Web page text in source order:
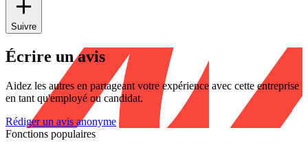
Suivre
Écrire un avis
Aidez les autres en partageant votre expérience avec cette entreprise
en tant qu'employé ou candidat.
Rédiger un avis anonyme
Fonctions populaires